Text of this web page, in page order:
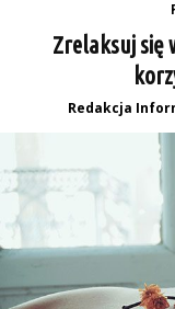
Zrelaksuj się
Redakcja